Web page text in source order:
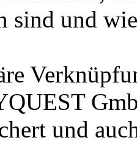
sind und
und